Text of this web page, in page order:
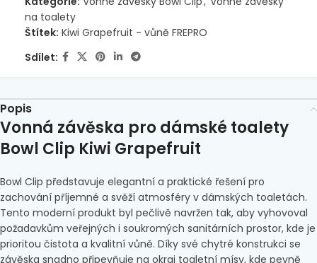
na toalety
Štítek: Kiwi Grapefruit - vůně FREPRO
Sdílet:
Popis
Vonná závěska pro dámské toalety
Bowl Clip Kiwi Grapefruit
Bowl Clip představuje elegantní a praktické řešení pro
zachování příjemné a svěží atmosféry v dámských toaletách.
Tento moderní produkt byl pečlivě navržen tak, aby vyhovoval
požadavkům veřejných i soukromých sanitárních prostor, kde je
prioritou čistota a kvalitní vůně. Díky své chytré konstrukci se
závěska snadno připevňuje na okraj toaletní mísy, kde pevně